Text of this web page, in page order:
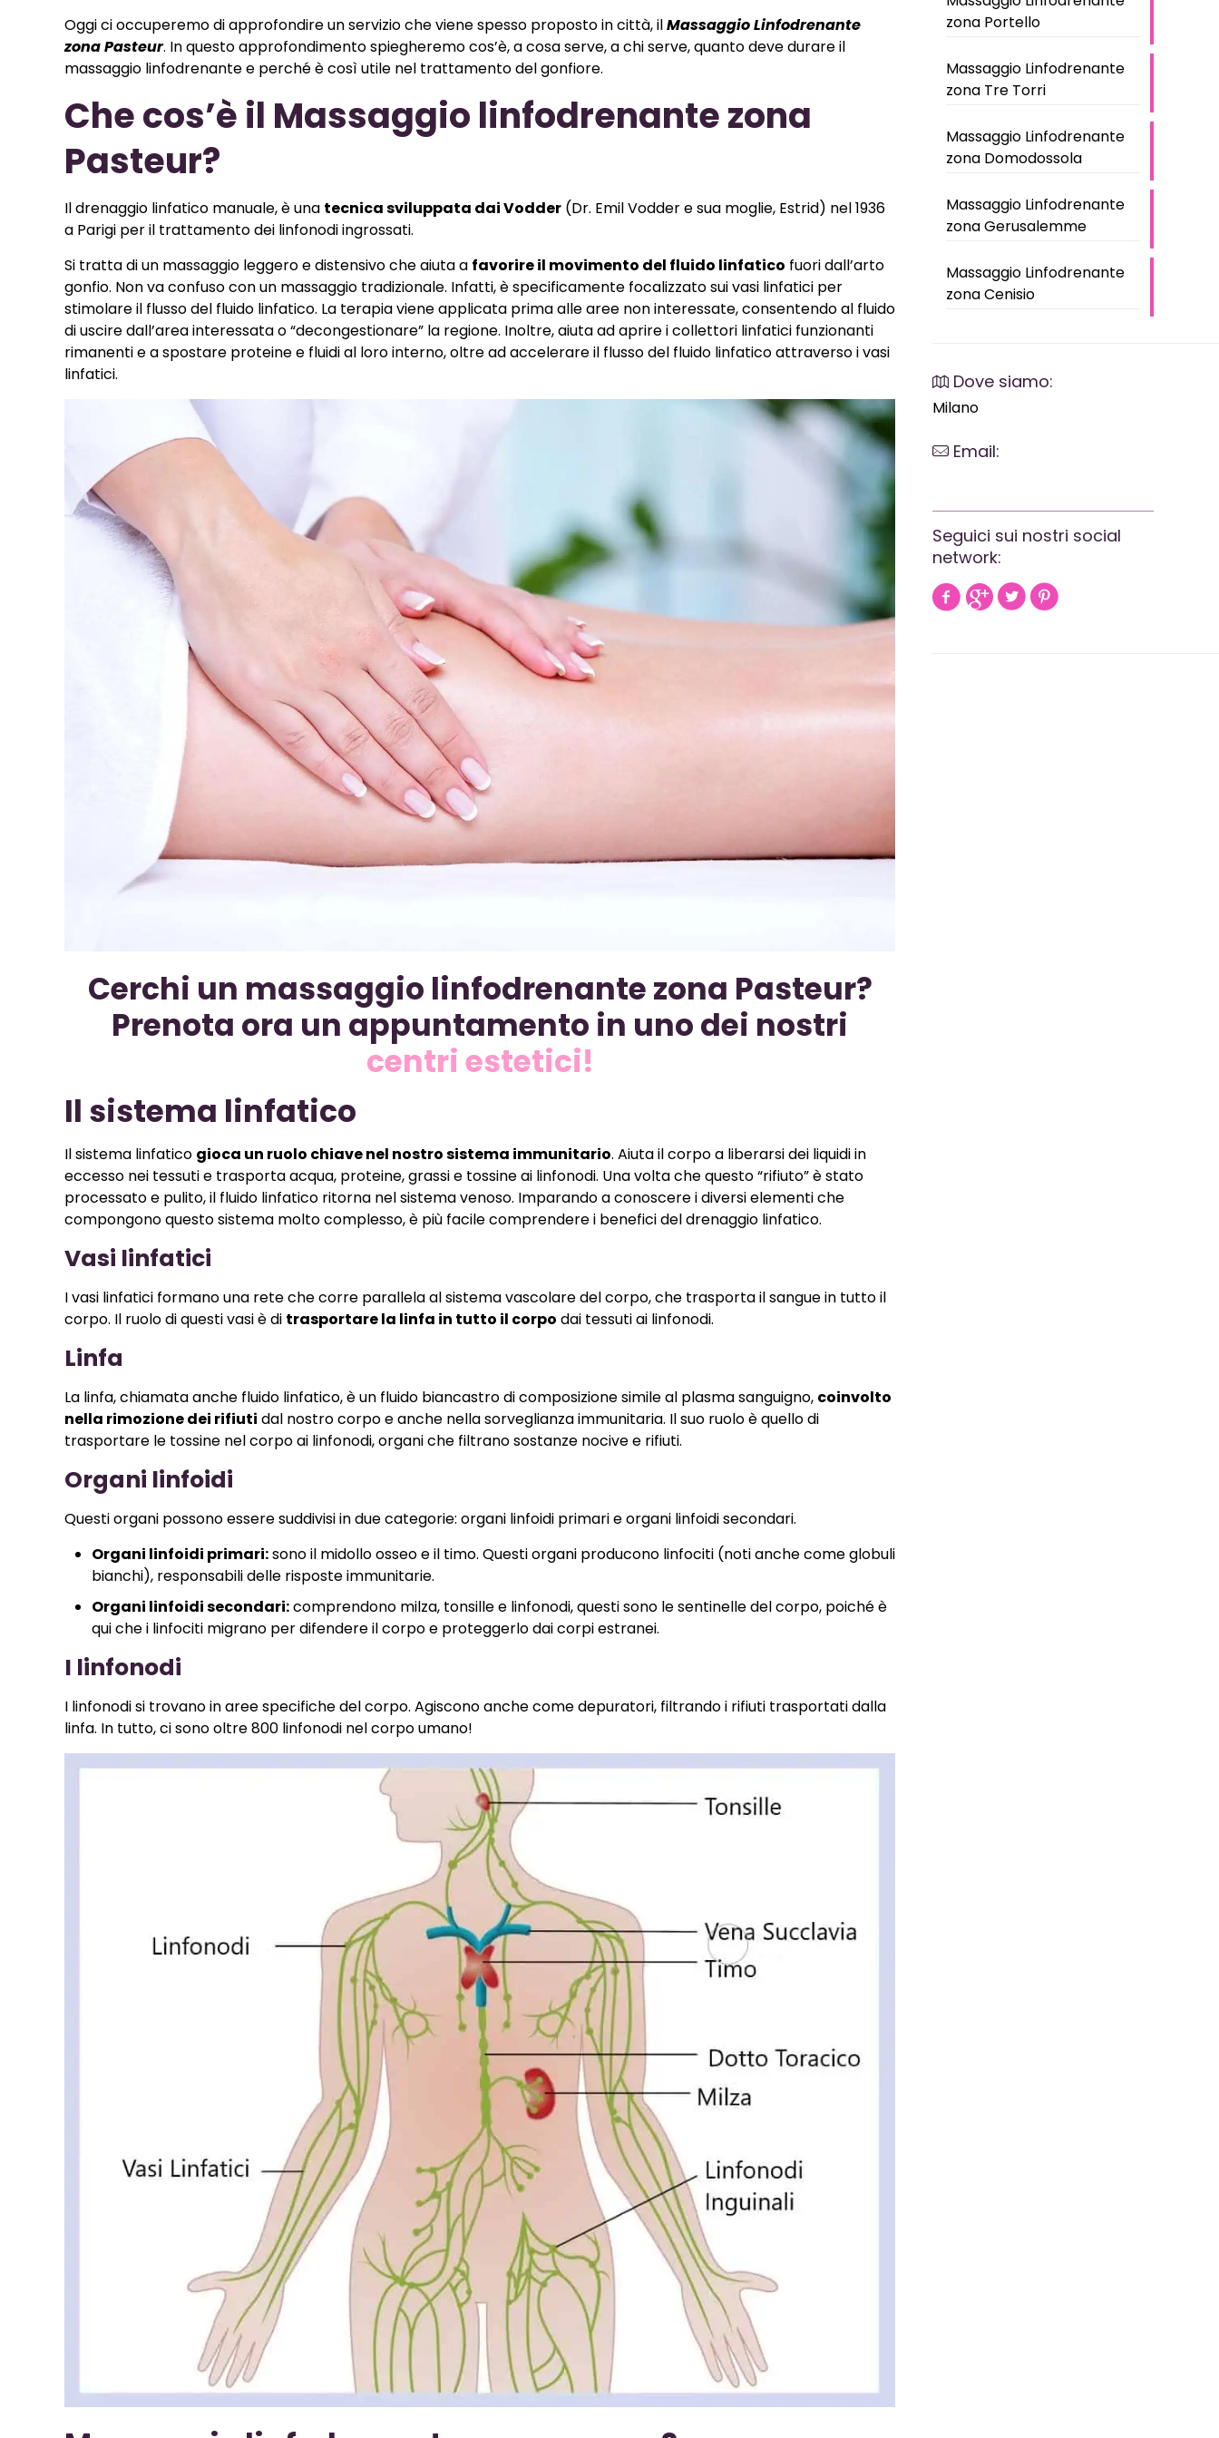
Oggi ci occuperemo di approfondire un servizio che viene spesso proposto in città, ilMassaggio Linfodrenante
zona Pasteur. In questo approfondimento spiegheremo cos’è, a cosa serve, a chi serve, quanto deve durare il
massaggio linfodrenante e perché è così utile nel trattamento del gonfiore.
Che cos’è il Massaggio linfodrenante zona
Pasteur?
Il drenaggio linfatico manuale, è una tecnica sviluppata dai Vodder (Dr. Emil Vodder e sua moglie, Estrid) nel 1936
a Parigi per il trattamento dei linfonodi ingrossati.
Si tratta di un massaggio leggero e distensivo che aiuta a favorire il movimento del fluido linfatico fuori dall’arto
gonfio. Non va confuso con un massaggio tradizionale. Infatti, è specificamente focalizzato sui vasi linfatici per
stimolare il flusso del fluido linfatico. La terapia viene applicata prima alle aree non interessate, consentendo al fluido
di uscire dall’area interessata o “decongestionare” la regione. Inoltre, aiuta ad aprire i collettori linfatici funzionanti
rimanenti e a spostare proteine ​​e fluidi al loro interno, oltre ad accelerare il flusso del fluido linfatico attraverso i vasi
linfatici.
Cerchi un massaggio linfodrenante zona Pasteur?
Prenota ora un appuntamento in uno dei nostri
centri estetici!
Il sistema linfatico
Il sistema linfatico gioca un ruolo chiave nel nostro sistema immunitario. Aiuta il corpo a liberarsi dei liquidi in
eccesso nei tessuti e trasporta acqua, proteine, grassi e tossine ai linfonodi. Una volta che questo “rifiuto” è stato
processato e pulito, il fluido linfatico ritorna nel sistema venoso. Imparando a conoscere i diversi elementi che
compongono questo sistema molto complesso, è più facile comprendere i benefici del drenaggio linfatico.
Vasi linfatici
I vasi linfatici formano una rete che corre parallela al sistema vascolare del corpo, che trasporta il sangue in tutto il
corpo. Il ruolo di questi vasi è di trasportare la linfa in tutto il corpo dai tessuti ai linfonodi.
Linfa
La linfa, chiamata anche fluido linfatico, è un fluido biancastro di composizione simile al plasma sanguigno, coinvolto
nella rimozione dei rifiuti dal nostro corpo e anche nella sorveglianza immunitaria. Il suo ruolo è quello di
trasportare le tossine nel corpo ai linfonodi, organi che filtrano sostanze nocive e rifiuti.
Organi linfoidi
Questi organi possono essere suddivisi in due categorie: organi linfoidi primari e organi linfoidi secondari.
Organi linfoidi primari:sono il midollo osseo e il timo. Questi organi producono linfociti (noti anche come globuli
bianchi), responsabili delle risposte immunitarie.
Organi linfoidi secondari:comprendono milza, tonsille e linfonodi, questi sono le sentinelle del corpo, poiché è
qui che i linfociti migrano per difendere il corpo e proteggerlo dai corpi estranei.
I linfonodi
I linfonodi si trovano in aree specifiche del corpo. Agiscono anche come depuratori, filtrando i rifiuti trasportati dalla
linfa. In tutto, ci sono oltre 800 linfonodi nel corpo umano!
zona Portello
Massaggio Linfodrenante
zona Tre Torri
Massaggio Linfodrenante
zona Domodossola
Massaggio Linfodrenante
zona Gerusalemme
Massaggio Linfodrenante
zona Cenisio
Dove siamo:
Milano
Email:
Seguici sui nostri social
network: